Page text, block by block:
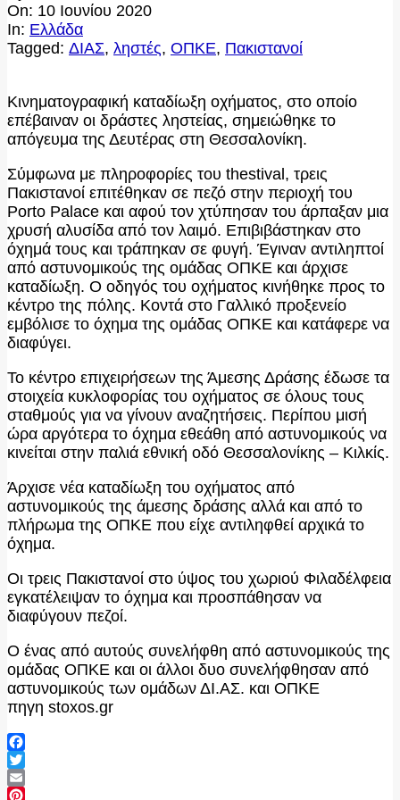
On: 10 Ιουνίου 2020
In: Ελλάδα
Tagged: ΔΙΑΣ, ληστές, ΟΠΚΕ, Πακιστανοί
Κινηματογραφική καταδίωξη οχήματος, στο οποίο
επέβαιναν οι δράστες ληστείας, σημειώθηκε το
απόγευμα της Δευτέρας στη Θεσσαλονίκη.
Σύμφωνα με πληροφορίες του thestival, τρεις
Πακιστανοί επιτέθηκαν σε πεζό στην περιοχή του
Porto Palace και αφού τον χτύπησαν του άρπαξαν μια
χρυσή αλυσίδα από τον λαιμό. Επιβιβάστηκαν στο
όχημά τους και τράπηκαν σε φυγή. Έγιναν αντιληπτοί
από αστυνομικούς της ομάδας ΟΠΚΕ και άρχισε
καταδίωξη. Ο οδηγός του οχήματος κινήθηκε προς το
κέντρο της πόλης. Κοντά στο Γαλλικό προξενείο
εμβόλισε το όχημα της ομάδας ΟΠΚΕ και κατάφερε να
διαφύγει.
Το κέντρο επιχειρήσεων της Άμεσης Δράσης έδωσε τα
στοιχεία κυκλοφορίας του οχήματος σε όλους τους
σταθμούς για να γίνουν αναζητήσεις. Περίπου μισή
ώρα αργότερα το όχημα εθεάθη από αστυνομικούς να
κινείται στην παλιά εθνική οδό Θεσσαλονίκης – Κιλκίς.
Άρχισε νέα καταδίωξη του οχήματος από
αστυνομικούς της άμεσης δράσης αλλά και από το
πλήρωμα της ΟΠΚΕ που είχε αντιληφθεί αρχικά το
όχημα.
Οι τρεις Πακιστανοί στο ύψος του χωριού Φιλαδέλφεια
εγκατέλειψαν το όχημα και προσπάθησαν να
διαφύγουν πεζοί.
Ο ένας από αυτούς συνελήφθη από αστυνομικούς της
ομάδας ΟΠΚΕ και οι άλλοι δυο συνελήφθησαν από
αστυνομικούς των ομάδων ΔΙ.ΑΣ. και ΟΠΚΕ
πηγη stoxos.gr
Facebook
Twitter
Email